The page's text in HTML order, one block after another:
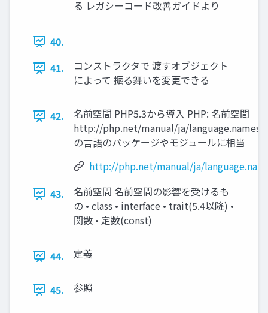
る レガシーコード改善ガイドより
40.
41.
コンストラクタで 渡すオブジェクト
によって 振る舞いを変更できる
42.
名前空間 PHP5.3から導入 PHP: 名前空間 ‒
http://php.net/manual/ja/
の言語のパッケージやモジュールに相当
http://php.net/manual/ja/
43.
名前空間 名前空間の影響を受けるも
の • class • interface • trait(5.4以降) •
関数 • 定数(const)
44. 定義
45. 参照